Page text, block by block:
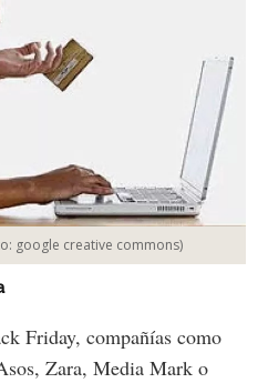
google creative commons)
Friday, compañías como
Zara, Media Mark o